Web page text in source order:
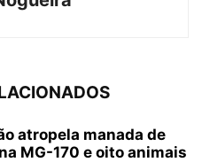
atropela manada de
MG-170 e oito animais